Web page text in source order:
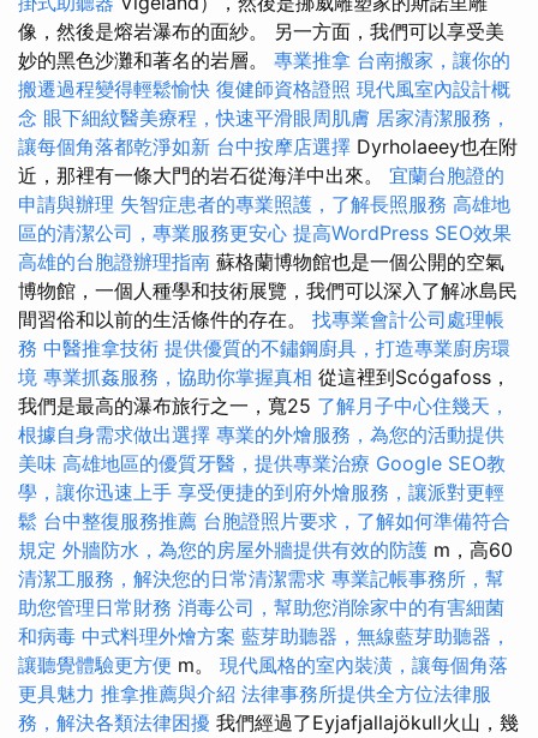
像，然後是熔岩瀑布的面紗。 另一方面，我們可以享受美
妙的黑色沙灘和著名的岩層。 專業推拿 台南搬家，讓你的
搬遷過程變得輕鬆愉快 復健師資格證照 現代風室內設計概
念 眼下細紋醫美療程，快速平滑眼周肌膚 居家清潔服務，
讓每個角落都乾淨如新 台中按摩店選擇 Dyrholaeey也在附
近，那裡有一條大門的岩石從海洋中出來。 宜蘭台胞證的
申請與辦理 失智症患者的專業照護，了解長照服務 高雄地
區的清潔公司，專業服務更安心 提高WordPress SEO效果
高雄的台胞證辦理指南 蘇格蘭博物館也是一個公開的空氣
博物館，一個人種學和技術展覽，我們可以深入了解冰島民
間習俗和以前的生活條件的存在。 找專業會計公司處理帳
務 中醫推拿技術 提供優質的不鏽鋼廚具，打造專業廚房環
境 專業抓姦服務，協助你掌握真相 從這裡到Scógafoss，
我們是最高的瀑布旅行之一，寬25 了解月子中心住幾天，
根據自身需求做出選擇 專業的外燴服務，為您的活動提供
美味 高雄地區的優質牙醫，提供專業治療 Google SEO教
學，讓你迅速上手 享受便捷的到府外燴服務，讓派對更輕
鬆 台中整復服務推薦 台胞證照片要求，了解如何準備符合
規定 外牆防水，為您的房屋外牆提供有效的防護 m，高60
清潔工服務，解決您的日常清潔需求 專業記帳事務所，幫
助您管理日常財務 消毒公司，幫助您消除家中的有害細菌
和病毒 中式料理外燴方案 藍芽助聽器，無線藍芽助聽器，
讓聽覺體驗更方便 m。 現代風格的室內裝潢，讓每個角落
更具魅力 推拿推薦與介紹 法律事務所提供全方位法律服
務，解決各類法律困擾 我們經過了Eyjafjallajökull火山，幾